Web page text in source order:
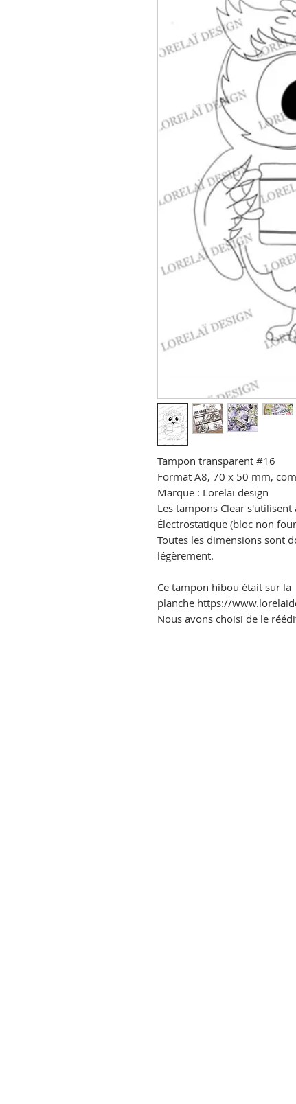
Tampon transparent #16
Format A8, 70 x 50 mm,
Marque : Lorelaï design
Les tampons Clear
Électrostatique (bloc non
Toutes les dimensions sont
légèrement.
Ce tampon hibou était sur la
planche https://
Nous avons choisi de le